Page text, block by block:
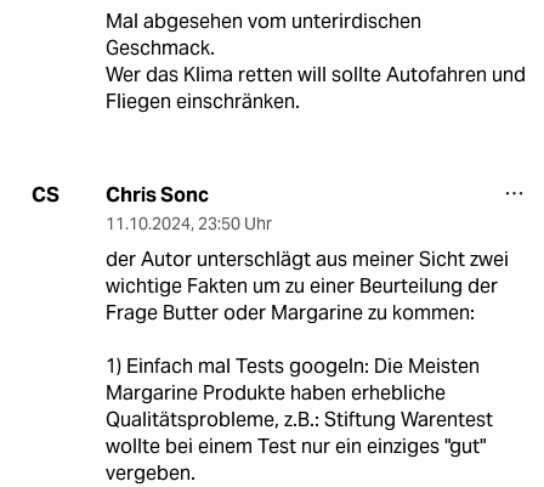
Mal abgesehen vom unterirdischen
Geschmack.
Wer das Klima retten will sollte Autofahren und
Fliegen einschränken.
CS Chris Sonc
11.10.2024, 23:50 Uhr
der Autor unterschlägt aus meiner Sicht zwei
wichtige Fakten um zu einer Beurteilung der
Frage Butter oder Margarine zu kommen:
1) Einfach mal Tests googeln: Die Meisten
Margarine Produkte haben erhebliche
Qualitätsprobleme, z.B.: Stiftung Warentest
wollte bei einem Test nur ein einziges "gut"
vergeben.